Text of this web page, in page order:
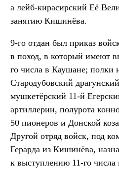
а лейб-кирасирский Её
занятию Кишинёва.
9-го отдан был приказ
в поход, в который имеют
го числа в Каушане; полки
Стародубовский
мушкетёрский 11-й
артиллерии, полурота
50 пионеров и Донской
Другой отряд войск, под
Герарда из Кишинёва,
к выступлению 11-го